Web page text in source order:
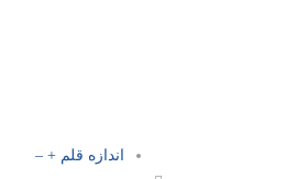
اندازه قلم +
–